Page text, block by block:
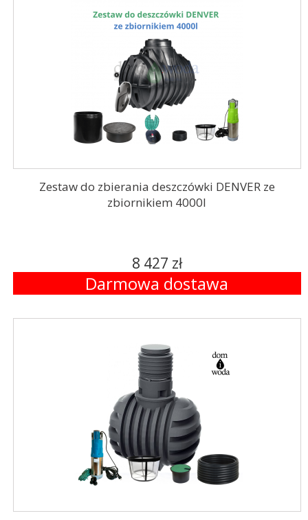
Zestaw do zbierania deszczówki DENVER ze
zbiornikiem 4000l
8 427 zł
Darmowa dostawa